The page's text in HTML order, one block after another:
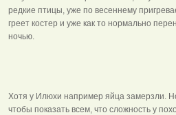
редкие птицы, уже по весеннему
греет костер и уже как то нормально
ночью.
Хотя у Илюхи например яйца замерзли.
чтобы показать всем, что сложность у